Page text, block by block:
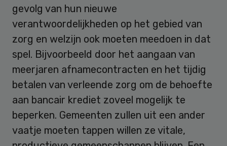
gevolg van hun nieuwe
verantwoordelijkheden op het gebied van
zorg en welzijn ook moeten meedoen in dat
spel. Bijvoorbeeld door het aangaan van
meerjaren afnamecontracten en het tijdig
betalen van verleende zorg om de behoefte
aan bancair krediet zoveel mogelijk te
beperken. Gemeenten zullen uit een ander
vaatje moeten tappen willen ze vitale,